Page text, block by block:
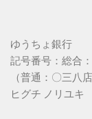
ゆうちょ銀行
記号番号：総合
（普通：〇三八
ヒグチ ノリユキ